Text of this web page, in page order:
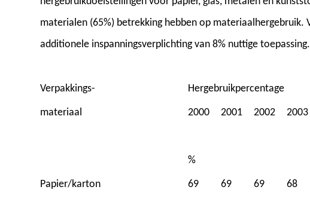
materialen (65%) betrekking hebben op materiaalhergebruik.
additionele inspanningsverplichting van 8% nuttige toepassing.
Verpakkings- Hergebruikpercentage
materiaal 2000 2001 2002 2003
%
Papier/karton 69 69 69 68